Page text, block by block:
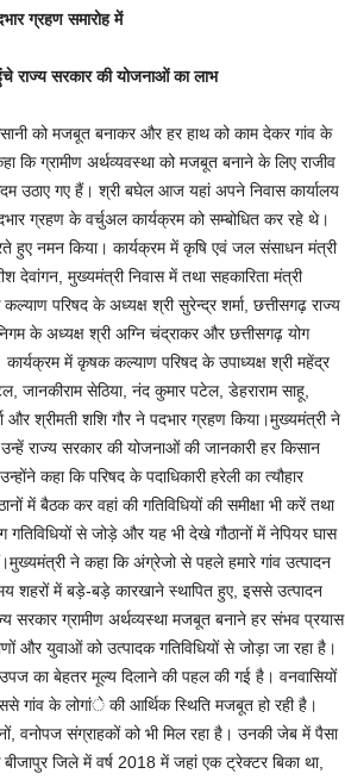
ग्रहण समारोह में
राज्य सरकार की योजनाओं का लाभ
को मजबूत बनाकर और हर हाथ को काम देकर गांव के
कि ग्रामीण अर्थव्यवस्था को मजबूत बनाने के लिए राजीव
उठाए गए हैं। श्री बघेल आज यहां अपने निवास कार्यालय
ग्रहण के वर्चुअल कार्यक्रम को सम्बोधित कर रहे थे।
हुए नमन किया। कार्यक्रम में कृषि एवं जल संसाधन मंत्री
देवांगन, मुख्यमंत्री निवास में तथा सहकारिता मंत्री
परिषद के अध्यक्ष श्री सुरेन्द्र शर्मा, छत्तीसगढ़ राज्य
के अध्यक्ष श्री अग्नि चंद्राकर और छत्तीसगढ़ योग
में कृषक कल्याण परिषद के उपाध्यक्ष श्री महेंद्र
जानकीराम सेठिया, नंद कुमार पटेल, डेहराराम साहू,
श्रीमती शशि गौर ने पदभार ग्रहण किया।मुख्यमंत्री ने
राज्य सरकार की योजनाओं की जानकारी हर किसान
कहा कि परिषद के पदाधिकारी हरेली का त्यौहार
में बैठक कर वहां की गतिविधियों की समीक्षा भी करें तथा
से जोड़े और यह भी देखे गौठानों में नेपियर घास
ने कहा कि अंग्रेजो से पहले हमारे गांव उत्पादन
शहरों में बड़े-बड़े कारखाने स्थापित हुए, इससे उत्पादन
सरकार ग्रामीण अर्थव्यस्था मजबूत बनाने हर संभव प्रयास
और युवाओं को उत्पादक गतिविधियों से जोड़ा जा रहा है।
का बेहतर मूल्य दिलाने की पहल की गई है। वनवासियों
गांव के लोगांे की आर्थिक स्थिति मजबूत हो रही है।
वनोपज संग्राहकों को भी मिल रहा है। उनकी जेब में पैसा
जिले में वर्ष 2018 में जहां एक ट्रेक्टर बिका था,